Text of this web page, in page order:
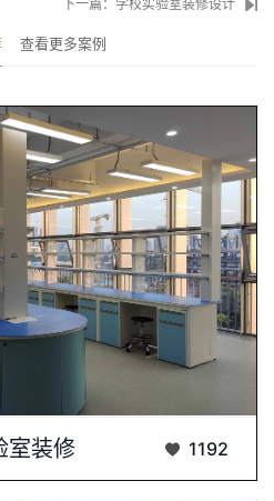
下一篇：学校实验室装修设计
查看更多案例
室装修 1192